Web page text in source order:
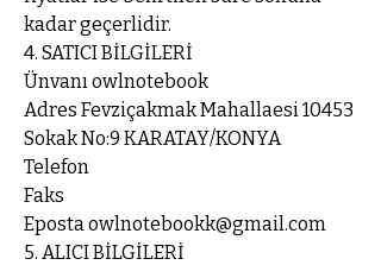
kadar geçerlidir.
4. SATICI BİLGİLERİ
Ünvanı owlnotebook
Adres Fevziçakmak Mahallaesi 10453
Sokak No:9 KARATAY/KONYA
Telefon
Faks
Eposta owlnotebookk@gmail.com
5. ALICI BİLGİLERİ